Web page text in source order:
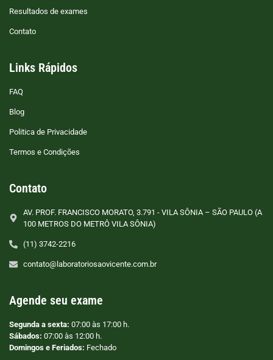
Resultados de exames
Contato
Links Rápidos
FAQ
Blog
Politica de Privacidade
Termos e Condições
Contato
AV. PROF. FRANCISCO MORATO, 3.791 - VILA SÔNIA – SÃO PAULO (A
100 METROS DO METRÔ VILA SÔNIA)
(11) 3742-2216
contato@laboratoriosaovicente.com.br
Agende seu exame
Segunda a sexta: 07:00 às 17:00 h.
Sábados: 07:00 às 12:00 h.
Domingos e Feriados: Fechado